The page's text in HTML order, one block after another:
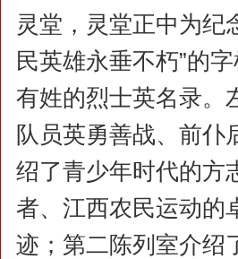
灵堂，灵堂正中为纪
民英雄永垂不朽”的
有姓的烈士英名录。
队员英勇善战、前仆
绍了青少年时代的方
者、江西农民运动的
迹；第二陈列室介绍